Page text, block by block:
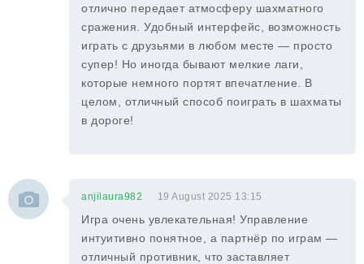
отлично передает атмосферу шахматного
сражения. Удобный интерфейс, возможность
играть с друзьями в любом месте — просто
супер! Но иногда бывают мелкие лаги,
которые немного портят впечатление. В
целом, отличный способ поиграть в шахматы
в дороге!
anjilaura982 19 August 2025 13:15
Игра очень увлекательная! Управление
интуитивно понятное, а партнёр по играм —
отличный противник, что заставляет